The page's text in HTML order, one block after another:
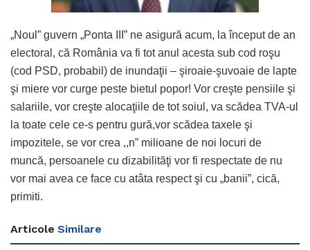
„Noul” guvern „Ponta III” ne asigură acum, la început de an
electoral, că România va fi tot anul acesta sub cod roşu
(cod PSD, probabil) de inundaţii – şiroaie-şuvoaie de lapte
şi miere vor curge peste bietul popor! Vor creşte pensiile şi
salariile, vor creşte alocaţiile de tot soiul, va scădea TVA-ul
la toate cele ce-s pentru gură,vor scădea taxele şi
impozitele, se vor crea ,,n” milioane de noi locuri de
muncă, persoanele cu dizabilităţi vor fi respectate de nu
vor mai avea ce face cu atâta respect şi cu „banii”, cică,
primiti.
Articole Similare